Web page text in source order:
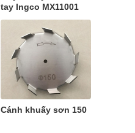
tay Ingco MX11001
Cánh khuấy sơn 150